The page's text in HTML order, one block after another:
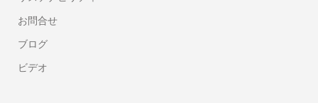
お問合せ
ブログ
ビデオ